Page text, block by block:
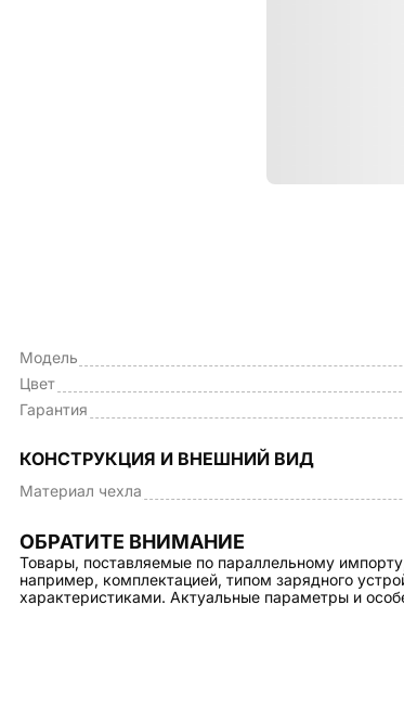
Модель
Цвет
Гарантия
КОНСТРУКЦИЯ И ВНЕШНИЙ ВИД
Материал чехла
ОБРАТИТЕ ВНИМАНИЕ
Товары, поставляемые по параллельному
например, комплектацией, типом зарядного
характеристиками. Актуальные параметры и